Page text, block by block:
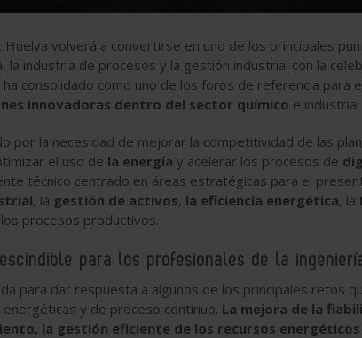
Huelva volverá a convertirse en uno de los principales
la industria de procesos y la gestión industrial con la
consolidado como uno de los foros de referencia para
innovadoras dentro del sector químico e
por la necesidad de mejorar la competitividad de las
el uso de la energía y acelerar los procesos de
técnico centrado en áreas estratégicas para el
, la gestión de activos, la eficiencia energética, la
procesos productivos.
para los profesionales de la
para dar respuesta a algunos de los principales retos
energéticas y de proceso continuo. La mejora de la
la gestión eficiente de los recursos